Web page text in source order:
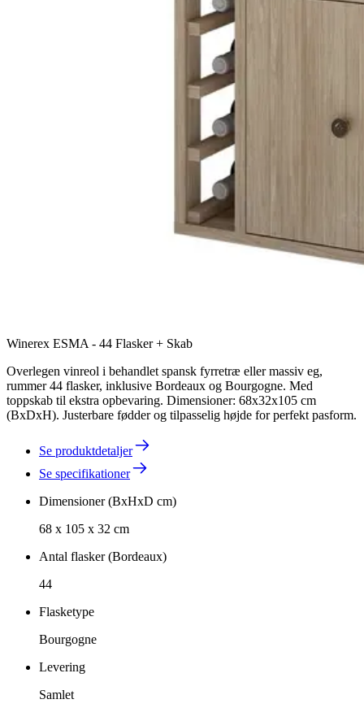
Winerex ESMA - 44 Flasker + Skab
Overlegen vinreol i behandlet spansk fyrretræ eller massiv eg,
rummer 44 flasker, inklusive Bordeaux og Bourgogne. Med
toppskab til ekstra opbevaring. Dimensioner: 68x32x105 cm
(BxDxH). Justerbare fødder og tilpasselig højde for perfekt pasform.
Se produktdetaljer
Se specifikationer
Dimensioner (BxHxD cm)
68 x 105 x 32 cm
Antal flasker (Bordeaux)
44
Flasketype
Bourgogne
Levering
Samlet